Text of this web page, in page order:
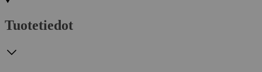
Tuotetiedot